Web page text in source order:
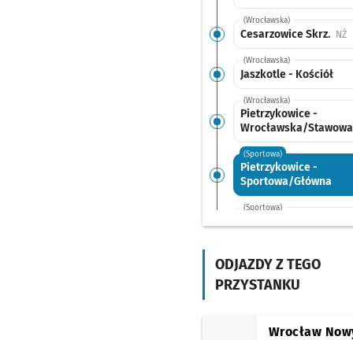
(Wrocławska)
Cesarzowice Skrz. NŻ
(Wrocławska)
Jaszkotle - Kościół
(Wrocławska)
Pietrzykowice -
Wrocławska/Stawowa
(Sportowa)
Pietrzykowice -
Sportowa/Główna
(Sportowa)
ODJAZDY Z TEGO
PRZYSTANKU
Wrocław